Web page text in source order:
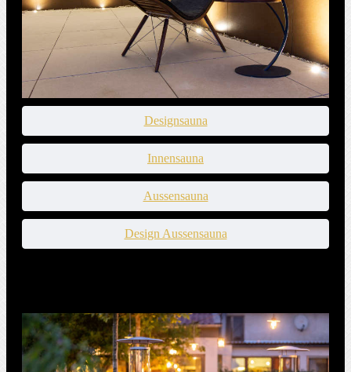
Designsauna
Innensauna
Aussensauna
Design Aussensauna